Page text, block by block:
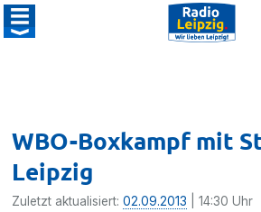
WBO-Boxkampf mit
Leipzig
Zuletzt aktualisiert:02.09.2013 | 14:30 Uhr